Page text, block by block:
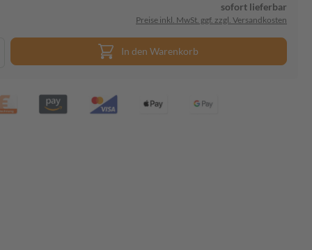
sofort lieferbar
Preise inkl. MwSt. ggf. zzgl. Versandkosten
In den Warenkorb